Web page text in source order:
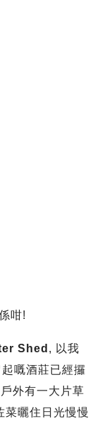
咁!
Shed , 以我
嘅酒莊已經攞
外有一大片草
曬住日光慢慢